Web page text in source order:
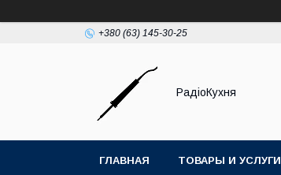
+380 (63) 145-30-25
РадіоКухня
ГЛАВНАЯ ТОВАРЫ И УСЛУГИ